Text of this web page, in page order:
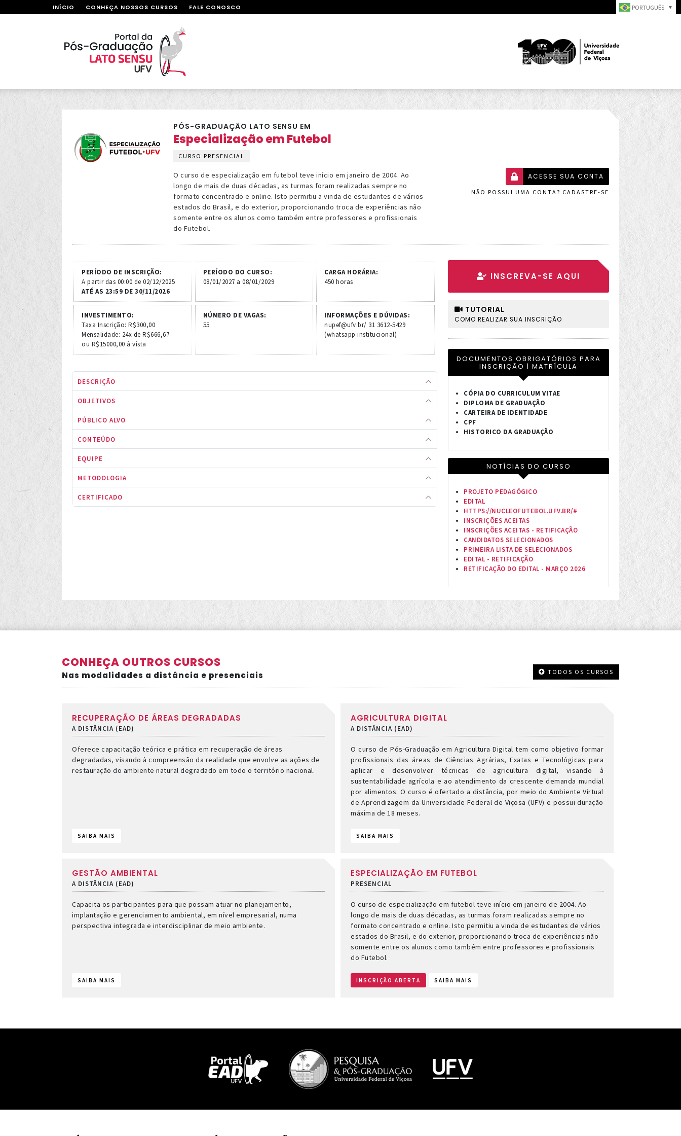
PORTUGUÊS ▼
INÍCIO CONHEÇA NOSSOS CURSOS FALE CONOSCO
PÓS-GRADUAÇÃO LATO SENSU EM
Especialização em Futebol
CURSO PRESENCIAL
O curso de especialização em futebol teve início em janeiro de 2004. Ao
longo de mais de duas décadas, as turmas foram realizadas sempre no
formato concentrado e online. Isto permitiu a vinda de estudantes de vários
estados do Brasil, e do exterior, proporcionando troca de experiências não
somente entre os alunos como também entre professores e profissionais
do Futebol.
ACESSE SUA CONTA
NÃO POSSUI UMA CONTA? CADASTRE-SE
PERÍODO DE INSCRIÇÃO:
A partir das 00:00 de 02/12/2025
ATÉ AS 23:59 DE 30/11/2026
PERÍODO DO CURSO:
08/01/2027 a 08/01/2029
CARGA HORÁRIA:
450 horas
INVESTIMENTO:
Taxa Inscrição: R$300,00
Mensalidade: 24x de R$666,67
ou R$15000,00 à vista
NÚMERO DE VAGAS:
55
INFORMAÇÕES E DÚVIDAS:
nupef@ufv.br/ 31 3612-5429
(whatsapp institucional)
DESCRIÇÃO
OBJETIVOS
PÚBLICO ALVO
CONTEÚDO
EQUIPE
METODOLOGIA
CERTIFICADO
INSCREVA-SE AQUI
TUTORIAL
COMO REALIZAR SUA INSCRIÇÃO
DOCUMENTOS OBRIGATÓRIOS PARA
INSCRIÇÃO | MATRÍCULA
CÓPIA DO CURRICULUM VITAE
DIPLOMA DE GRADUAÇÃO
CARTEIRA DE IDENTIDADE
CPF
HISTORICO DA GRADUAÇÃO
NOTÍCIAS DO CURSO
PROJETO PEDAGÓGICO
EDITAL
HTTPS://NUCLEOFUTEBOL.UFV.BR/#
INSCRIÇÕES ACEITAS
INSCRIÇÕES ACEITAS - RETIFICAÇÃO
CANDIDATOS SELECIONADOS
PRIMEIRA LISTA DE SELECIONADOS
EDITAL - RETIFICAÇÃO
RETIFICAÇÃO DO EDITAL - MARÇO 2026
CONHEÇA OUTROS CURSOS
Nas modalidades a distância e presenciais TODOS OS CURSOS
RECUPERAÇÃO DE ÁREAS DEGRADADAS
A DISTÂNCIA (EAD)
Oferece capacitação teórica e prática em recuperação de áreas
degradadas, visando à compreensão da realidade que envolve as ações de
restauração do ambiente natural degradado em todo o território nacional.
SAIBA MAIS
AGRICULTURA DIGITAL
A DISTÂNCIA (EAD)
O curso de Pós-Graduação em Agricultura Digital tem como objetivo formar
profissionais das áreas de Ciências Agrárias, Exatas e Tecnológicas para
aplicar e desenvolver técnicas de agricultura digital, visando à
sustentabilidade agrícola e ao atendimento da crescente demanda mundial
por alimentos. O curso é ofertado a distância, por meio do Ambiente Virtual
de Aprendizagem da Universidade Federal de Viçosa (UFV) e possui duração
máxima de 18 meses.
SAIBA MAIS
GESTÃO AMBIENTAL
A DISTÂNCIA (EAD)
Capacita os participantes para que possam atuar no planejamento,
implantação e gerenciamento ambiental, em nível empresarial, numa
perspectiva integrada e interdisciplinar de meio ambiente.
SAIBA MAIS
ESPECIALIZAÇÃO EM FUTEBOL
PRESENCIAL
O curso de especialização em futebol teve início em janeiro de 2004. Ao
longo de mais de duas décadas, as turmas foram realizadas sempre no
formato concentrado e online. Isto permitiu a vinda de estudantes de vários
estados do Brasil, e do exterior, proporcionando troca de experiências não
somente entre os alunos como também entre professores e profissionais
do Futebol.
INSCRIÇÃO ABERTA SAIBA MAIS